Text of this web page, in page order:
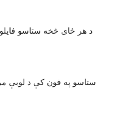
د هر ځای څخه ستاسو
ستاسو په فون کې د لوبې مرکز